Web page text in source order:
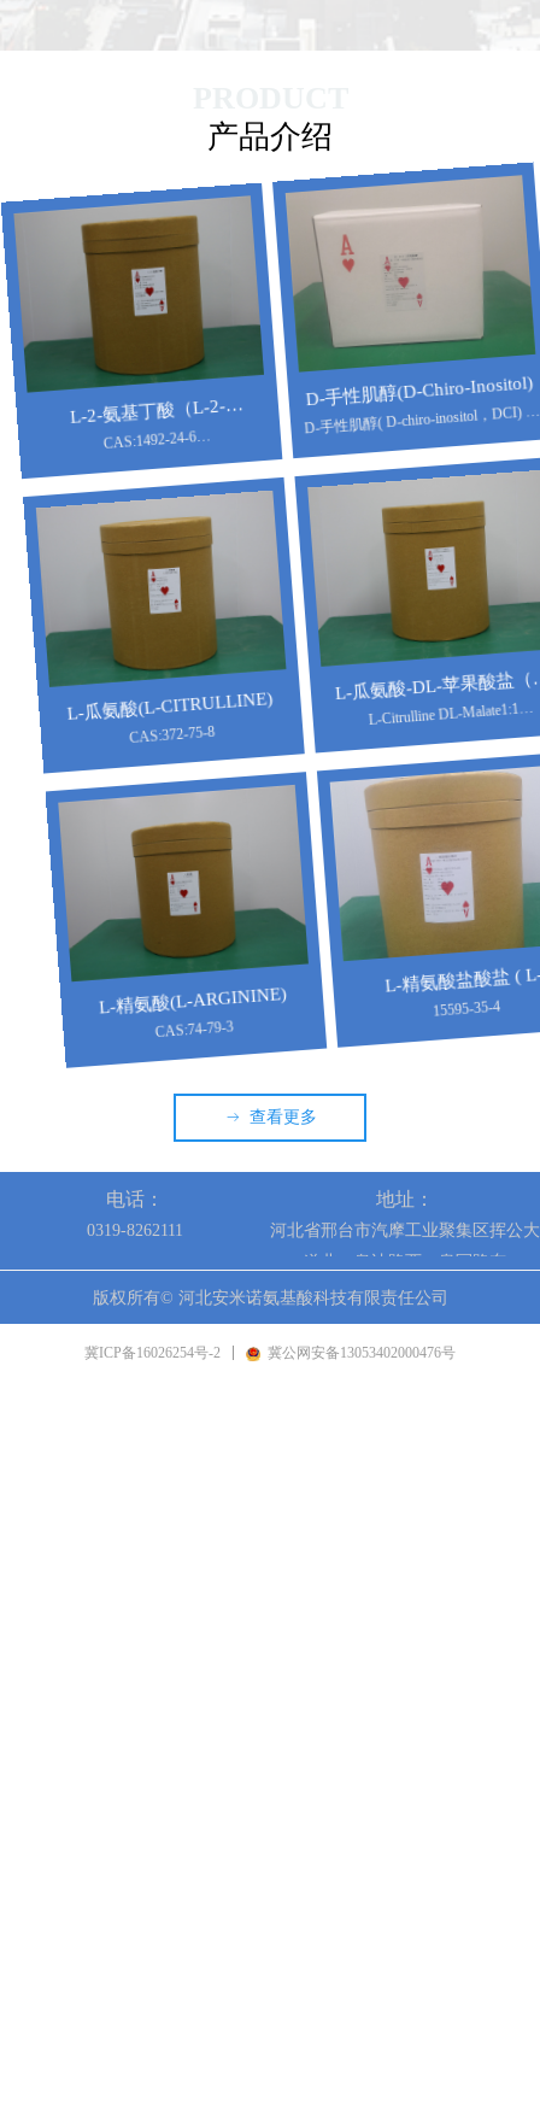
L-2-氨基丁酸（L-2-
AMINOBUTYRIC ACID）
CAS:1492-24-6
SABA
D-手性肌醇(D-Chiro-Inositol)
D-手性肌醇( D-chiro-inositol，DCI) 是
肌醇九种异构体中具有旋光性的一
种。
https://baike.baidu.com/item/D-手性肌
醇/1548140?fr=aladdin
L-瓜氨酸(L-CITRULLINE)
CAS:372-75-8
L-瓜氨酸-DL-苹果酸盐（L-
L-Citrulline DL-Malate1:1
L-Citrulline DL-Malate2:1
L-精氨酸(L-ARGININE)
CAS:74-79-3
L-精氨酸盐酸盐 ( L-
15595-35-4
产品介绍
ꁹ 查看更多
电话：
0319-8262111
地址：
河北省邢台市汽摩工业聚集区挥公大
道北、奥迪路西、皇冠路东
版权所有© 河北安米诺氨基酸科技有限责任公司
冀ICP备16026254号-2 冀公网安备13053402000476号